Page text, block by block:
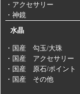
・アクセサリー
・神鏡
水晶
・国産 勾玉/大珠
・国産 アクセサリー
・国産 原石/ポイント
・国産 その他